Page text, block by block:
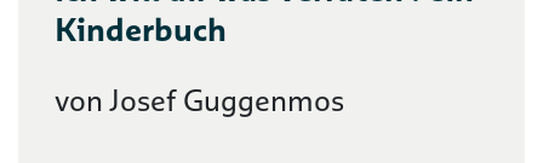
Kinderbuch
von Josef Guggenmos